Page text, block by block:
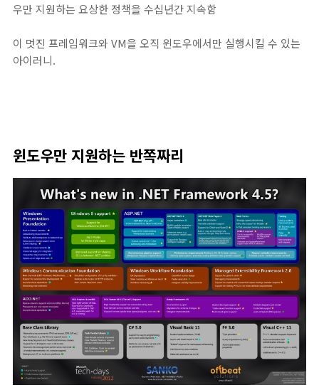
우만 지원하는 요상한 정책을 수십년간 지속함
이 멋진 프레임워크와 VM을 오직 윈도우에서만 실행시킬 수 있는
아이러니.
윈도우만 지원하는 반쪽짜리